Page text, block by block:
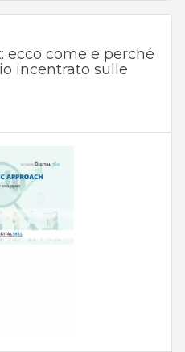
ecco come e perché
incentrato sulle